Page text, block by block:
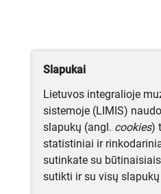
Slapukai
Lietuvos integralioje
sistemoje (LIMIS)
slapukų (angl. cookies)
statistiniai ir
sutinkate su
sutikti ir su visų